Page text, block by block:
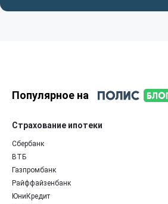
Популярное на
Страхование ипотеки
Сбербанк
ВТБ
Газпромбанк
Райффайзенбанк
ЮниКредит